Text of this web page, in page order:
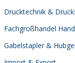
Drucktechnik &
Fachgroßhandel
Gabelstapler &